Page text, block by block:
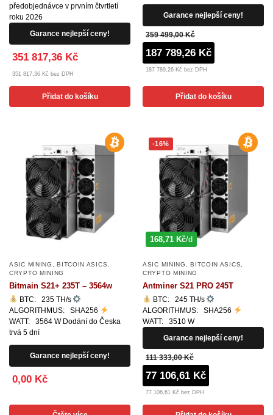
předobjednávce v prvním čtvrtletí
roku 2026
Garance nejlepší ceny!
351 817,36 Kč
351 817,36 Kč bez DPH
Přidat do košíku
Garance nejlepší ceny!
359 499,00 Kč
187 789,26 Kč
187 789,26 Kč bez DPH
Přidat do košíku
ASIC MINING ,BITCOIN ASICS
CRYPTO MINING
Bitmain S21+ 235T – 3564w
BTC: 235 TH/s
ALGORITHMUS: SHA256
WATT: 3564 W Dodání do Česka
trvá 5 dní
Garance nejlepší ceny!
0,00 Kč
-16%
168,71 Kč/d
ASIC MINING ,BITCOIN ASICS
CRYPTO MINING
Antminer S21 PRO 245T
BTC: 245 TH/s
ALGORITHMUS: SHA256
WATT: 3510 W
Garance nejlepší ceny!
111 333,00 Kč
77 106,61 Kč
77 106,61 Kč bez DPH